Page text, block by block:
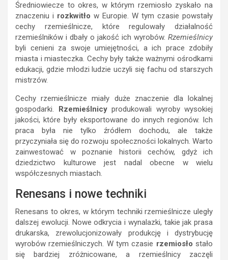
Średniowiecze to okres, w którym rzemiosło zyskało na
znaczeniu i rozkwitło w Europie. W tym czasie powstały
cechy rzemieślnicze, które regulowały działalność
rzemieślników i dbały o jakość ich wyrobów. Rzemieślnicy
byli cenieni za swoje umiejętności, a ich prace zdobiły
miasta i miasteczka. Cechy były także ważnymi ośrodkami
edukacji, gdzie młodzi ludzie uczyli się fachu od starszych
mistrzów.
Cechy rzemieślnicze miały duże znaczenie dla lokalnej
gospodarki.
Rzemieślnicyprodukowali wyroby wysokiej
jakości, które były eksportowane do innych regionów. Ich
praca była nie tylko źródłem dochodu, ale także
przyczyniała się do rozwoju społeczności lokalnych. Warto
zainwestować w poznanie historii cechów, gdyż ich
dziedzictwo kulturowe jest nadal obecne w wielu
współczesnych miastach.
Renesans i nowe techniki
Renesans to okres, w którym techniki rzemieślnicze uległy
dalszej ewolucji. Nowe odkrycia i wynalazki, takie jak prasa
drukarska, zrewolucjonizowały produkcję i dystrybucję
wyrobów rzemieślniczych. W tym czasie rzemiosło stało
się bardziej zróżnicowane, a rzemieślnicy zaczęli